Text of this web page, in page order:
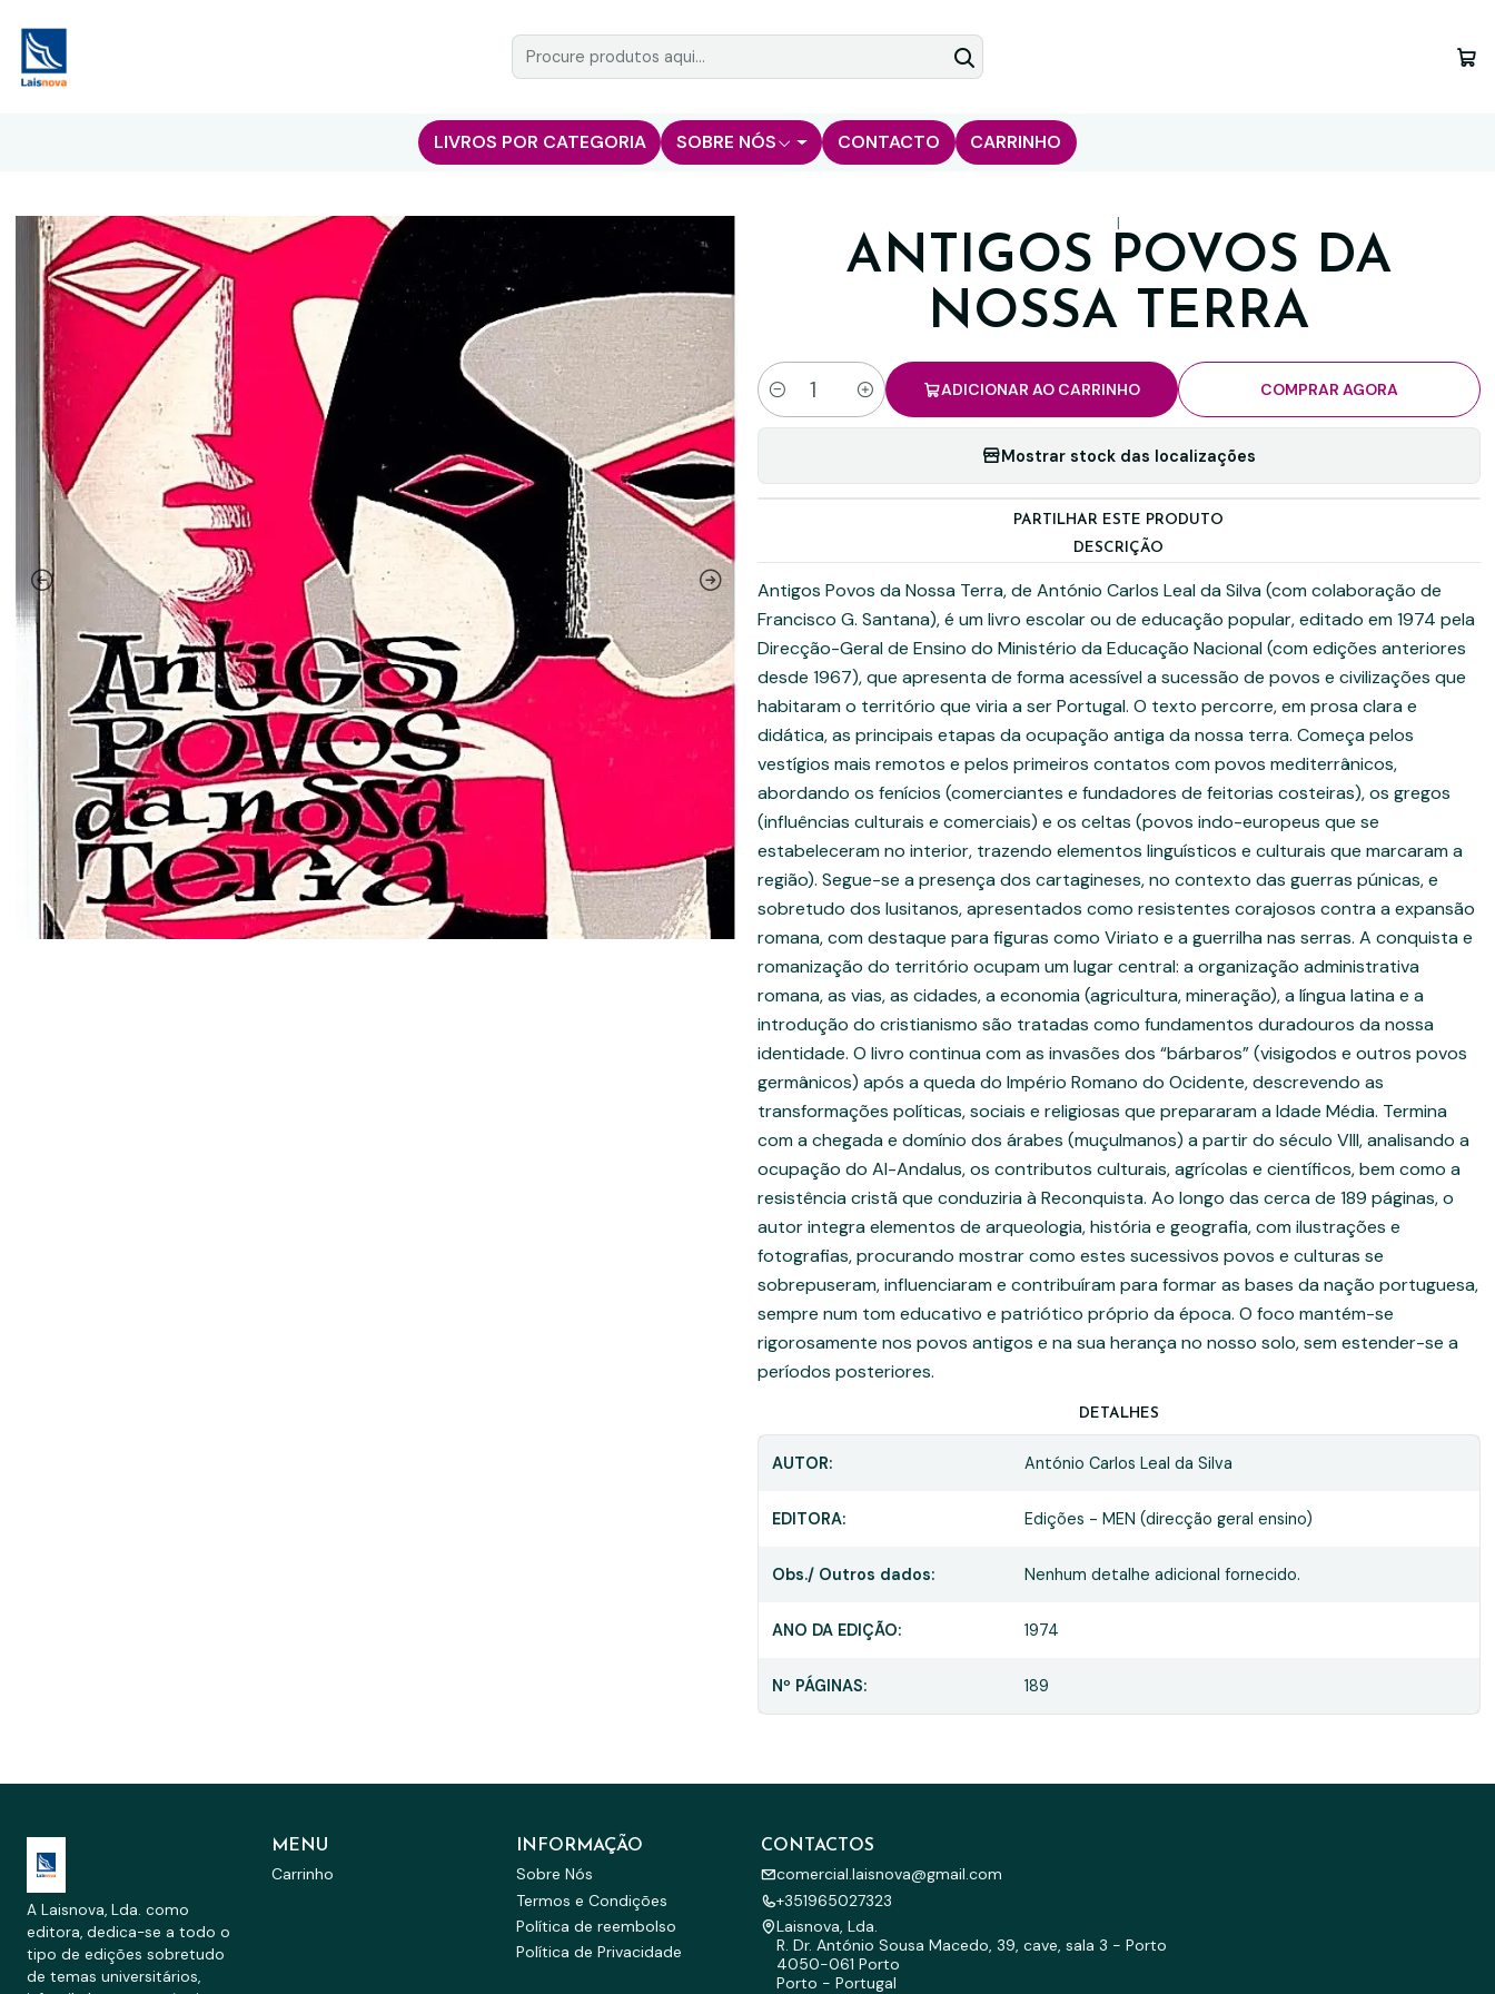
LIVROS POR CATEGORIA SOBRE NÓS CONTACTO CARRINHO
|
ANTIGOS POVOS DA
NOSSA TERRA
Quantidade
ADICIONAR AO CARRINHO COMPRAR AGORA
Mostrar stock das localizações
PARTILHAR ESTE PRODUTO
DESCRIÇÃO
Antigos Povos da Nossa Terra, de António Carlos Leal da Silva (com colaboração de
Francisco G. Santana), é um livro escolar ou de educação popular, editado em 1974 pela
Direcção-Geral de Ensino do Ministério da Educação Nacional (com edições anteriores
desde 1967), que apresenta de forma acessível a sucessão de povos e civilizações que
habitaram o território que viria a ser Portugal. O texto percorre, em prosa clara e
didática, as principais etapas da ocupação antiga da nossa terra. Começa pelos
vestígios mais remotos e pelos primeiros contatos com povos mediterrânicos,
abordando os fenícios (comerciantes e fundadores de feitorias costeiras), os gregos
(influências culturais e comerciais) e os celtas (povos indo-europeus que se
estabeleceram no interior, trazendo elementos linguísticos e culturais que marcaram a
região). Segue-se a presença dos cartagineses, no contexto das guerras púnicas, e
sobretudo dos lusitanos, apresentados como resistentes corajosos contra a expansão
romana, com destaque para figuras como Viriato e a guerrilha nas serras. A conquista e
romanização do território ocupam um lugar central: a organização administrativa
romana, as vias, as cidades, a economia (agricultura, mineração), a língua latina e a
introdução do cristianismo são tratadas como fundamentos duradouros da nossa
identidade. O livro continua com as invasões dos “bárbaros” (visigodos e outros povos
germânicos) após a queda do Império Romano do Ocidente, descrevendo as
transformações políticas, sociais e religiosas que prepararam a Idade Média. Termina
com a chegada e domínio dos árabes (muçulmanos) a partir do século VIII, analisando a
ocupação do Al-Andalus, os contributos culturais, agrícolas e científicos, bem como a
resistência cristã que conduziria à Reconquista. Ao longo das cerca de 189 páginas, o
autor integra elementos de arqueologia, história e geografia, com ilustrações e
fotografias, procurando mostrar como estes sucessivos povos e culturas se
sobrepuseram, influenciaram e contribuíram para formar as bases da nação portuguesa,
sempre num tom educativo e patriótico próprio da época. O foco mantém-se
rigorosamente nos povos antigos e na sua herança no nosso solo, sem estender-se a
períodos posteriores.
DETALHES
AUTOR: António Carlos Leal da Silva
EDITORA: Edições - MEN (direcção geral ensino)
Obs./ Outros dados: Nenhum detalhe adicional fornecido.
ANO DA EDIÇÃO: 1974
Nº PÁGINAS: 189
A Laisnova, Lda. como
editora, dedica-se a todo o
tipo de edições sobretudo
de temas universitários,
MENU
Carrinho
INFORMAÇÃO
Sobre Nós
Termos e Condições
Política de reembolso
Política de Privacidade
CONTACTOS
comercial.laisnova@gmail.com
+351965027323
Laisnova, Lda.
R. Dr. António Sousa Macedo, 39, cave, sala 3 - Porto
4050-061 Porto
Porto - Portugal